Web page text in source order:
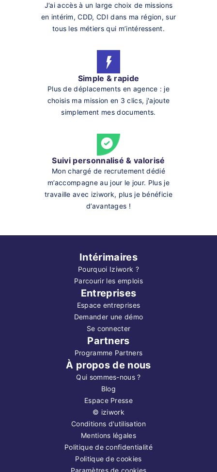
J’ai accès à un large choix de missions
en intérim, CDD, CDI dans ma région, sur
tous les métiers qui m’intéressent.
Simple & rapide
Plus de déplacements en agence : je
choisis ma mission en 3 clics, j'ajoute
simplement mes documents.
Suivi personnalisé & valorisé
Mon chargé de recrutement dédié
m’accompagne au jour le jour. Plus je
travaille avec iziwork, plus je bénéficie
d’avantages !
Intérimaires
Pourquoi Iziwork ?
Parcourir les emplois
Entreprises
Espace entreprises
Demander une démo
Se connecter
Partners
Programme Partners
À propos de nous
Qui sommes-nous ?
Blog
Espace Presse
© iziwork
Conditions d'utilisation
Mentions légales
Politique de confidentialité
Politique de cookies
Paramètres de cookies